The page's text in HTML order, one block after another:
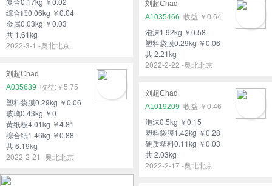
综合纸0.06kg ￥0.04
金属0.03kg ￥0.03
共 1.61kg
2022-3-1 -奥北北京
刘超Chad
A1035466
￥0.64
泡沫1.92kg ￥0.58
塑料袋膜0.29kg ￥0.06
共 2.21kg
2022-2-22 -奥北北京
刘超Chad
A035639
￥5.75
塑料袋膜0.29kg ￥0.06
玻璃0.43kg ￥0
黄纸板4.01kg ￥4.81
综合纸1.46kg ￥0.88
共 6.19kg
2022-2-21 -奥北北京
刘超Chad
A1019209
￥0.46
泡沫0.5kg ￥0.15
塑料袋膜1.42kg ￥0.28
硬质塑料0.11kg ￥0.03
共 2.03kg
2022-2-17 -奥北北京